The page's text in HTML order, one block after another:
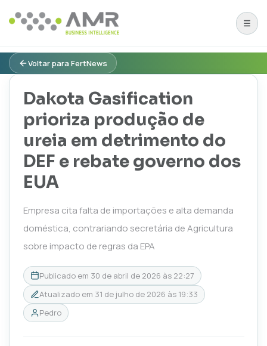
Voltar para FertNews
Dakota Gasification
prioriza produção de
ureia em detrimento do
DEF e rebate governo dos
EUA
Empresa cita falta de importações e alta demanda
doméstica, contrariando secretária de Agricultura
sobre impacto de regras da EPA
Publicado em 30 de abril de 2026 às 22:27
Atualizado em 31 de julho de 2026 às 19:33
Pedro